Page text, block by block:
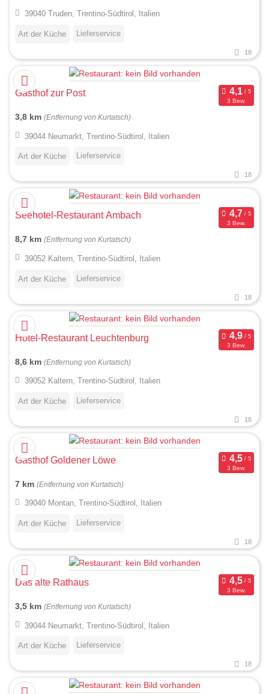
39040 Truden, Trentino-Südtirol, Italien
Art der Küche Lieferservice
18
Gasthof zur Post
3 Bew.
3,8 km (Entfernung von Kurtatsch)
39044 Neumarkt, Trentino-Südtirol, Italien
Art der Küche Lieferservice
18
Seehotel-Restaurant Ambach
3 Bew.
8,7 km (Entfernung von Kurtatsch)
39052 Kaltern, Trentino-Südtirol, Italien
Art der Küche Lieferservice
18
Hotel-Restaurant Leuchtenburg
3 Bew.
8,6 km (Entfernung von Kurtatsch)
39052 Kaltern, Trentino-Südtirol, Italien
Art der Küche Lieferservice
18
Gasthof Goldener Löwe
3 Bew.
7 km (Entfernung von Kurtatsch)
39040 Montan, Trentino-Südtirol, Italien
Art der Küche Lieferservice
18
Das alte Rathaus
3 Bew.
3,5 km (Entfernung von Kurtatsch)
39044 Neumarkt, Trentino-Südtirol, Italien
Art der Küche Lieferservice
18